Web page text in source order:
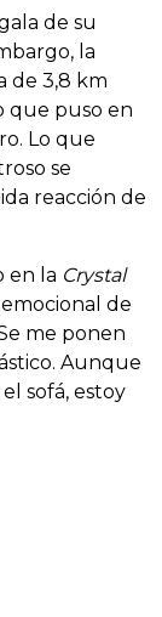
de su
la
de 3,8 km
que puso en
Lo que
se
reacción de
en la Crystal
de
me ponen
Aunque
sofá, estoy